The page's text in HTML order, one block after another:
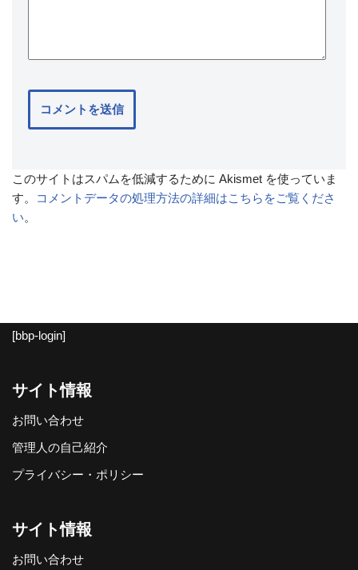
このサイトはスパムを低減するために Akismet を使っていま
す。
コメントデータの処理方法の詳細はこちらをご覧くださ
い。
[bbp-login]
サイト情報
お問い合わせ
管理人の自己紹介
プライバシー・ポリシー
サイト情報
お問い合わせ